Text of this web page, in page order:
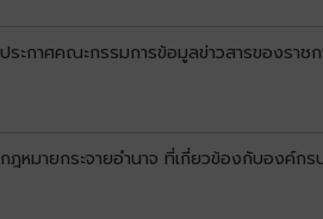
ประกาศคณะกรรมการข้อมูลข่าวสารของราช
กฎหมายกระจายอำนาจ ที่เกี่ยวข้องกับองค์ก